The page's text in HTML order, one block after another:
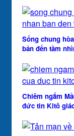
Sống chung
bản đến tầm
Chiêm ngắm
đức tin Kitô